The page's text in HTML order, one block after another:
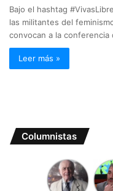
Bajo el hashtag
las militantes del
convocan a la
Leer más »
Columnistas